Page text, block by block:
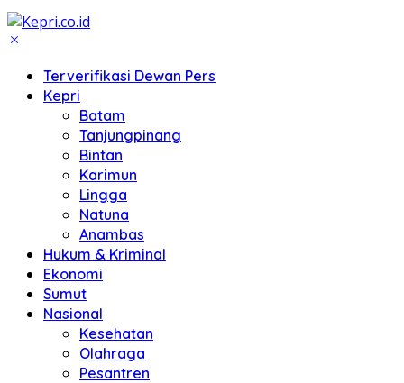
Terverifikasi Dewan Pers
Kepri
Batam
Tanjungpinang
Bintan
Karimun
Lingga
Natuna
Anambas
Hukum & Kriminal
Ekonomi
Sumut
Nasional
Kesehatan
Olahraga
Pesantren